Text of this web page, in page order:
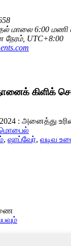
மாலை 6:00
UTC+8:00
கிளிக்
2024 : அனைத்து
மொபைல்
, ஷாப்வேர், வடிவ